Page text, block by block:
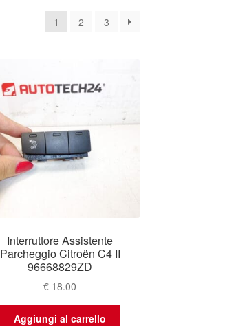
1 2 3
Interruttore Assistente
Parcheggio Citroën C4 II
96668829ZD
€ 18.00
Aggiungi al carrello